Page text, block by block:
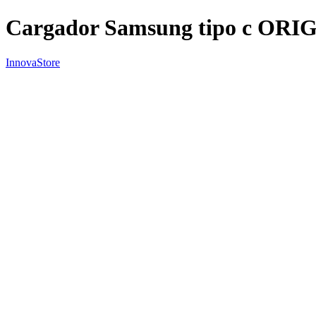
Cargador Samsung tipo c
InnovaStore